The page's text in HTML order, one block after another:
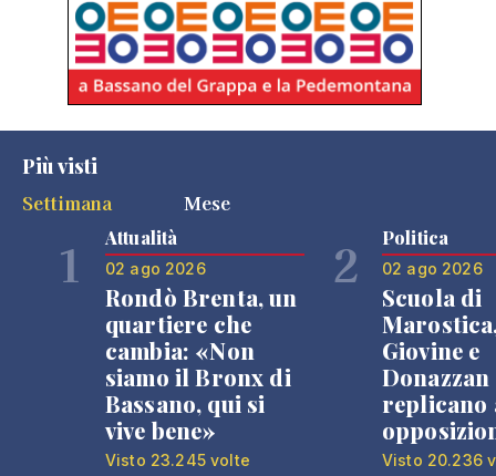
Più visti
Settimana
Mese
1 Attualità
02 ago 2026
Rondò Brenta, un
quartiere che
cambia: «Non
siamo il Bronx di
Bassano, qui si
vive bene»
Visto 23.245 volte
2 Politica
02 ago 2026
Scuola di
Giovine e
Donazzan
replicano
Visto 20.236